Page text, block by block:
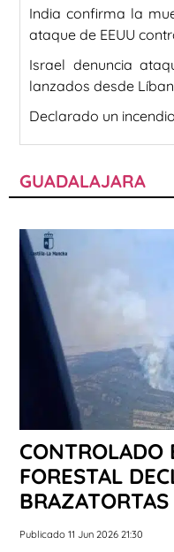
India confirma la
ataque de EEUU
Israel denuncia
lanzados desde
Declarado un
GUADALAJARA
CONTROLADO
FORESTAL
Publicado 11 Jun 2026 21:30